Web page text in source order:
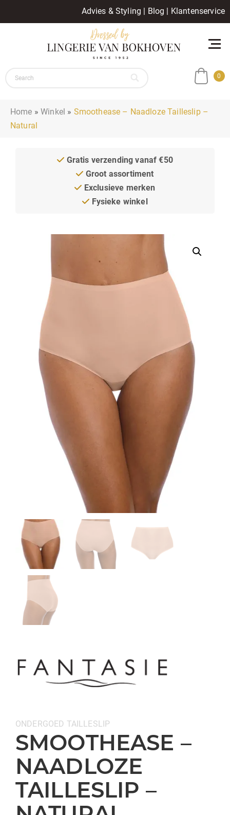
Advies & Styling | Blog | Klantenservice
0
Home »Winkel » Smoothease – Naadloze Tailleslip –
Natural
Gratis verzending vanaf €50
Groot assortiment
Exclusieve merken
Fysieke winkel
Categorieën:
ONDERGOED TAILLESLIP
SMOOTHEASE –
NAADLOZE
TAILLESLIP –